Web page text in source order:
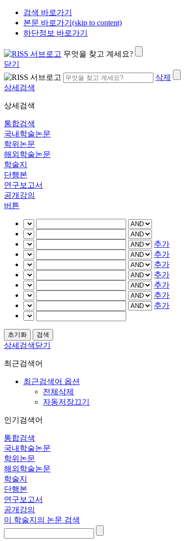
검색 바로가기
본문 바로가기(skip to content)
하단정보 바로가기
무엇을 찾고 계세요?
닫기
삭제
상세검색
상세검색
통합검색
국내학술논문
학위논문
해외학술논문
학술지
단행본
연구보고서
공개강의
버튼
추가
추가
추가
추가
추가
추가
추가
상세검색닫기
최근검색어
최근검색어 옵션
전체삭제
자동저장끄기
인기검색어
통합검색
국내학술논문
학위논문
해외학술논문
학술지
단행본
연구보고서
공개강의
이 학술지의 논문 검색